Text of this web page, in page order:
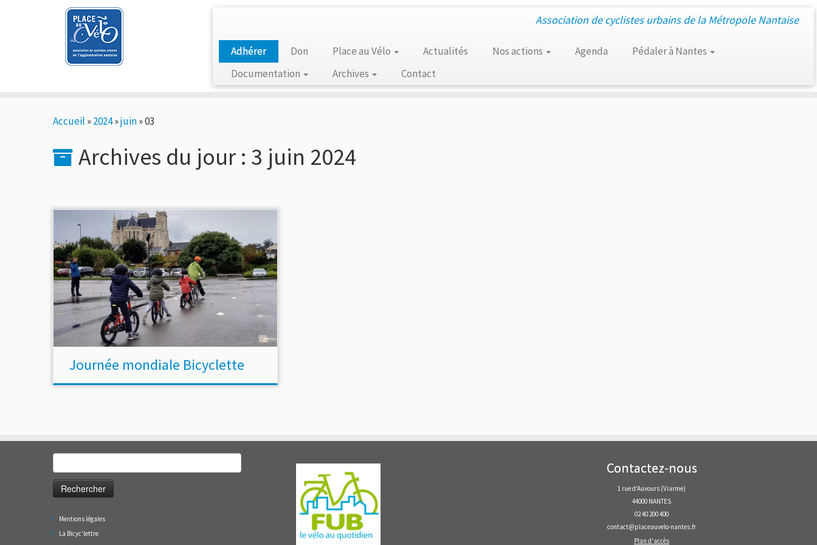
Association de cyclistes urbains de la Métropole Nantaise
Adhérer Don Place au Vélo Actualités Nos actions Agenda
Pédaler à Nantes
Documentation
Archives Contact
Accueil »2024»juin»03
Archives du jour : 3 juin 2024
Journée mondiale Bicyclette
Mentions légales
La Bicyc’lettre
Contactez-nous
1 rue d'Auvours (Viarme)
44000 NANTES
02 40 200 400
contact@placeauvelo-nantes.fr
Plan d'accès